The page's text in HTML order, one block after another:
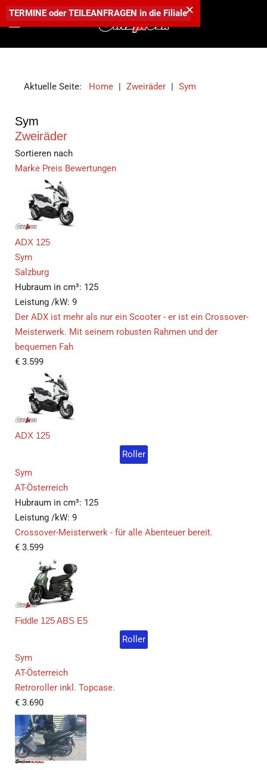
Aktuelle Seite: Home | Zweiräder | Sym
Sym
Zweiräder
Sortieren nach
Marke Preis Bewertungen
ADX 125
Sym
Salzburg
Hubraum in cm³: 125
Leistung /kW: 9
Der ADX ist mehr als nur ein Scooter - er ist ein Crossover-
Meisterwerk. Mit seinem robusten Rahmen und der
bequemen Fah
€ 3.599
ADX 125
Roller
Sym
AT-Österreich
Hubraum in cm³: 125
Leistung /kW: 9
Crossover-Meisterwerk - für alle Abenteuer bereit.
€ 3.599
Fiddle 125 ABS E5
Roller
Sym
AT-Österreich
Retroroller inkl. Topcase.
€ 3.690
×
TERMINE oderTEILEANFRAGEN in die Filiale